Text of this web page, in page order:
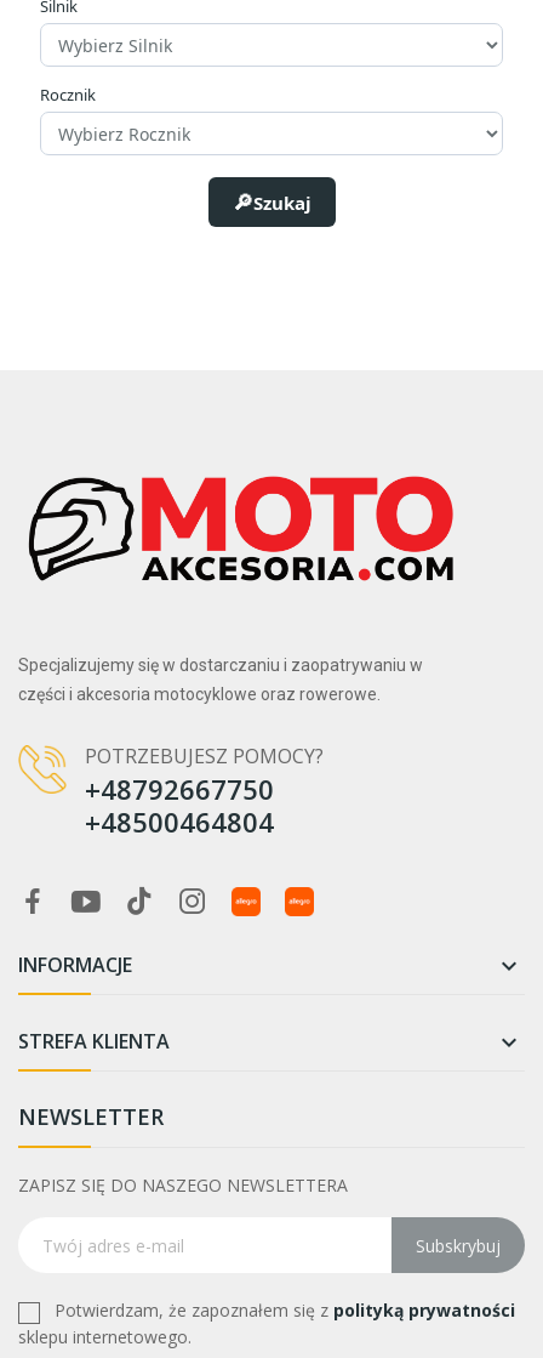
Silnik
Rocznik
Szukaj
Specjalizujemy się w dostarczaniu i zaopatrywaniu w
części i akcesoria motocyklowe oraz rowerowe.
POTRZEBUJESZ POMOCY?
+48792667750
+48500464804
INFORMACJE 
STREFA KLIENTA 
NEWSLETTER
ZAPISZ SIĘ DO NASZEGO NEWSLETTERA
Subskrybuj
Potwierdzam, że zapoznałem się z polityką prywatności
sklepu internetowego.